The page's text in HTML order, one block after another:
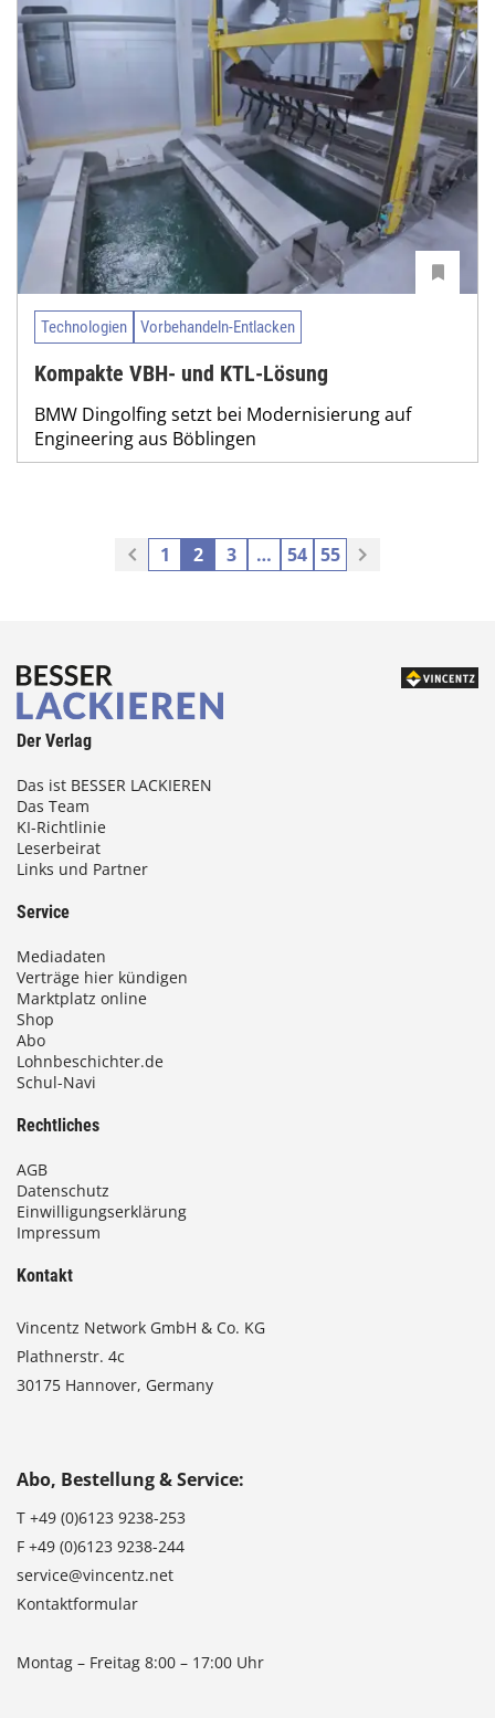
Technologien Vorbehandeln-Entlacken
Kompakte VBH- und KTL-Lösung
BMW Dingolfing setzt bei Modernisierung auf
Engineering aus Böblingen
1 2 3 … 54 55
Der Verlag
Das ist BESSER LACKIEREN
Das Team
KI-Richtlinie
Leserbeirat
Links und Partner
Service
Mediadaten
Verträge hier kündigen
Marktplatz online
Shop
Abo
Lohnbeschichter.de
Schul-Navi
Rechtliches
AGB
Datenschutz
Einwilligungserklärung
Impressum
Kontakt
Vincentz Network GmbH & Co. KG
Plathnerstr. 4c
30175 Hannover, Germany
Abo, Bestellung & Service:
T +49 (0)6123 9238-253
F +49 (0)6123 9238-244
service@vincentz.net
Kontaktformular
Montag – Freitag 8:00 – 17:00 Uhr